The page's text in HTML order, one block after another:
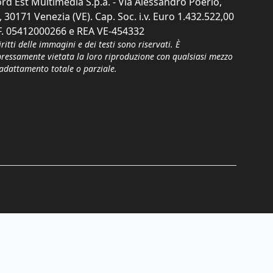
30171 Venezia (VE). Cap. Soc. i.v. Euro 1.432.522,00
05412000266 e REA VE-454332
delle immagini e dei testi sono riservati. È
vietata la loro riproduzione con qualsiasi mezzo
totale o parziale.